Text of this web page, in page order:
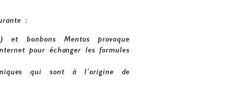
:
et bonbons Mentos provoque
pour échanger les formules
qui sont à l’origine de